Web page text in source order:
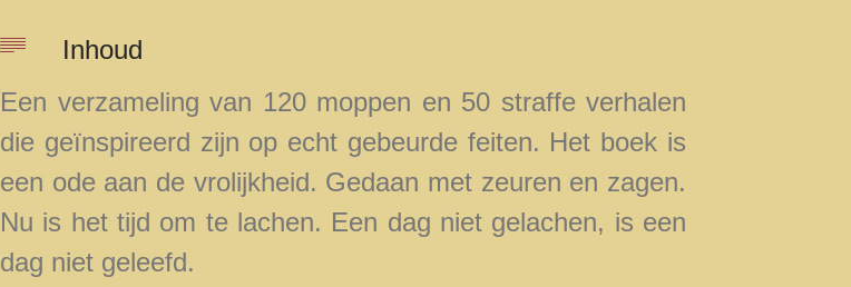
Inhoud
Een verzameling van 120 moppen en 50 straffe verhalen
die geïnspireerd zijn op echt gebeurde feiten. Het boek is
een ode aan de vrolijkheid. Gedaan met zeuren en zagen.
Nu is het tijd om te lachen. Een dag niet gelachen, is een
dag niet geleefd.